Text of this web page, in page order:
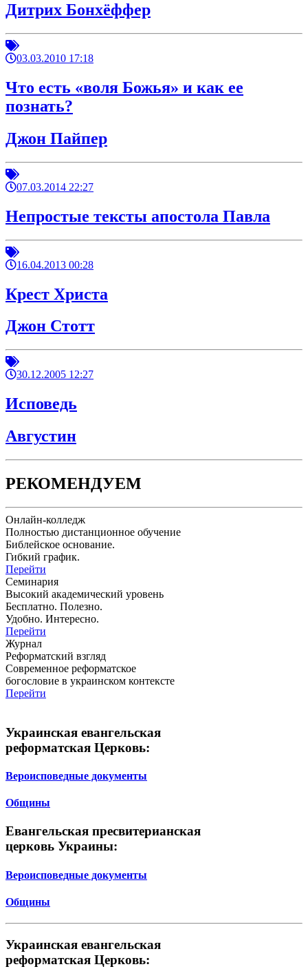
Дитрих Бонхёффер
03.03.2010 17:18
Что есть «воля Божья» и как ее
познать?
Джон Пайпер
07.03.2014 22:27
Непростые тексты апостола Павла
16.04.2013 00:28
Крест Христа
Джон Стотт
30.12.2005 12:27
Исповедь
Августин
РЕКОМЕНДУЕМ
Онлайн-колледж
Полностью дистанционное обучение
Библейское основание.
Гибкий график.
Перейти
Семинария
Высокий академический уровень
Бесплатно. Полезно.
Удобно. Интересно.
Перейти
Журнал
Реформатский взгляд
Современное реформатское
богословие в украинском контексте
Перейти
Украинская евангельская
реформатская Церковь:
Вероисповедные документы
Общины
Евангельская пресвитерианская
церковь Украины:
Вероисповедные документы
Общины
Украинская евангельская
реформатская Церковь: